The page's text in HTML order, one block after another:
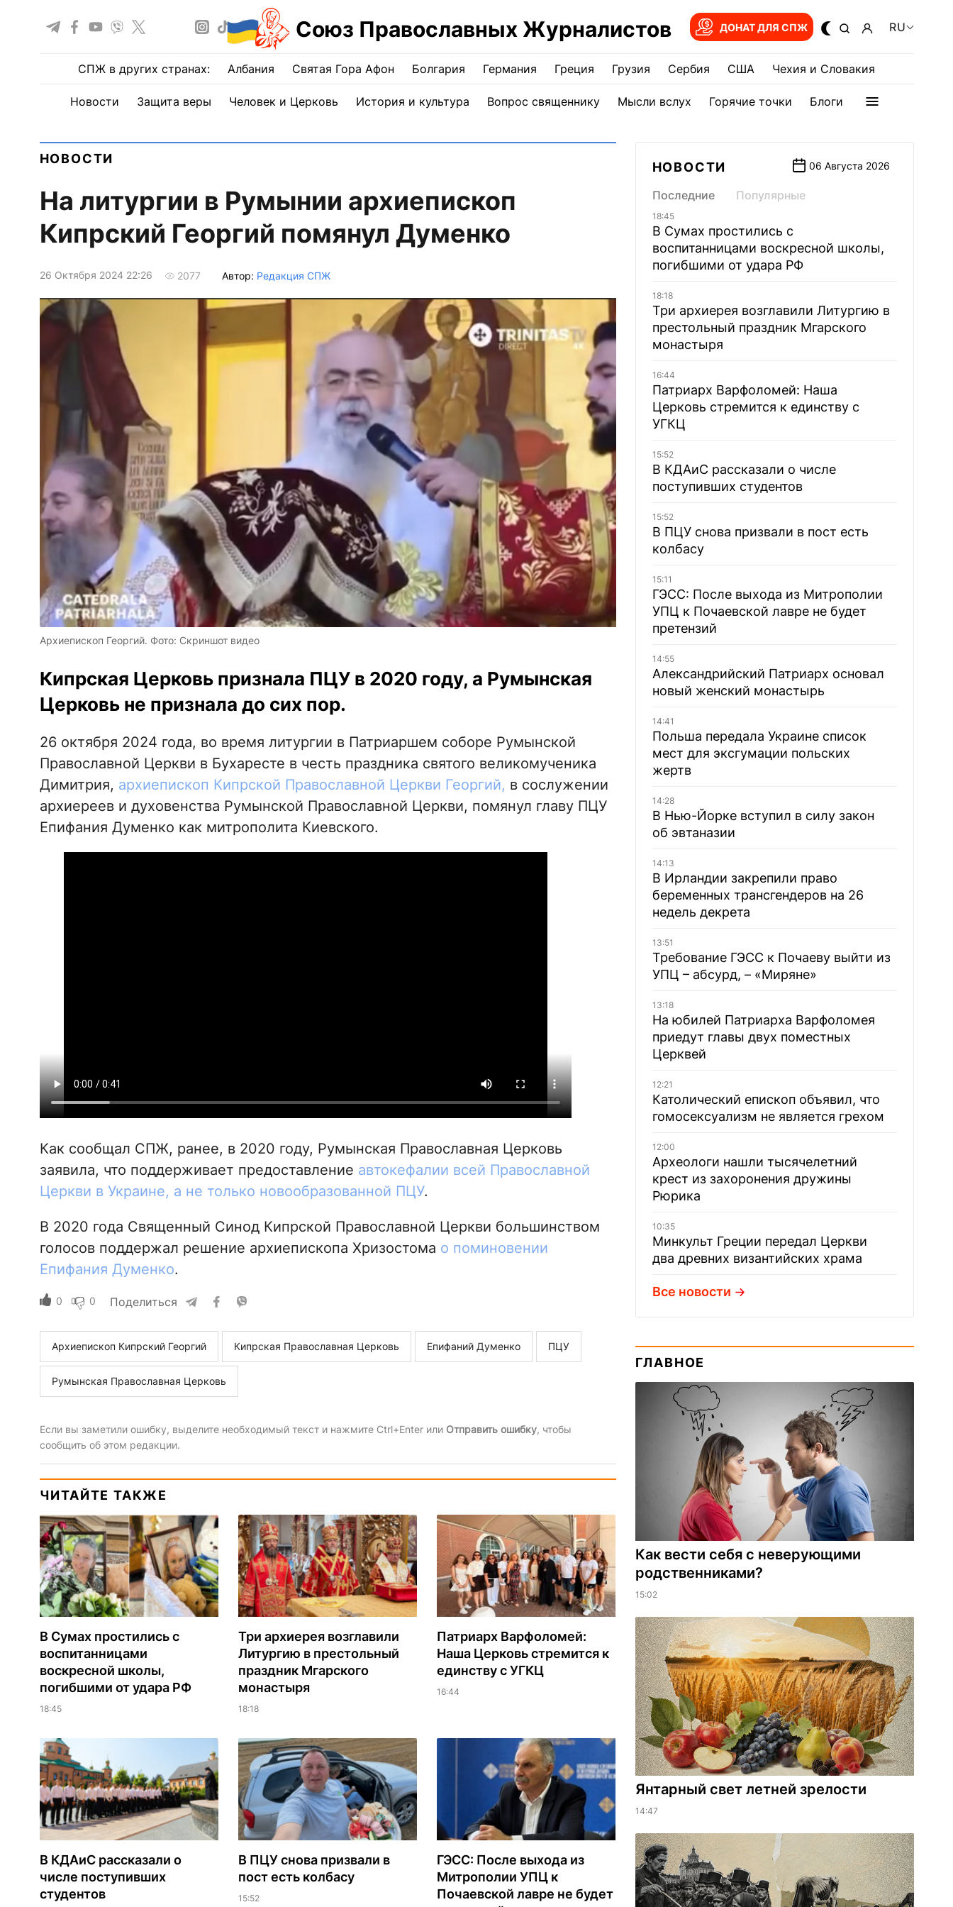
Союз Православных Журналистов ДОНАТ ДЛЯ СПЖ RU
СПЖ в других странах: Албания Святая Гора Афон Болгария Германия Греция Грузия Сербия США Чехия и Словакия
Новости Защита веры Человек и Церковь История и культура Вопрос священнику Мысли вслух Горячие точки Блоги
НОВОСТИ
На литургии в Румынии архиепископ
Кипрский Георгий помянул Думенко
26 Октября 2024 22:26 2077 Автор: Редакция СПЖ
Архиепископ Георгий. Фото: Скриншот видео
Кипрская Церковь признала ПЦУ в 2020 году, а Румынская
Церковь не признала до сих пор.
26 октября 2024 года, во время литургии в Патриаршем соборе Румынской
Православной Церкви в Бухаресте в честь праздника святого великомученика
Димитрия, архиепископ Кипрской Православной Церкви Георгий, в сослужении
архиереев и духовенства Румынской Православной Церкви, помянул главу ПЦУ
Епифания Думенко как митрополита Киевского.
Как сообщал СПЖ, ранее, в 2020 году, Румынская Православная Церковь
заявила, что поддерживает предоставление автокефалии всей Православной
Церкви в Украине, а не только новообразованной ПЦУ.
В 2020 года Священный Синод Кипрской Православной Церкви большинством
голосов поддержал решение архиепископа Хризостома о поминовении
Епифания Думенко.
0 0 Поделиться
Архиепископ Кипрский Георгий Кипрская Православная Церковь Епифаний Думенко ПЦУ
Румынская Православная Церковь
Если вы заметили ошибку, выделите необходимый текст и нажмите Ctrl+Enter или Отправить ошибку, чтобы
сообщить об этом редакции.
ЧИТАЙТЕ ТАКЖЕ
В Сумах простились с
воспитанницами
воскресной школы,
погибшими от удара РФ
18:45
Три архиерея возглавили
Литургию в престольный
праздник Мгарского
монастыря
18:18
Патриарх Варфоломей:
Наша Церковь стремится к
единству с УГКЦ
16:44
В КДАиС рассказали о
числе поступивших
студентов
В ПЦУ снова призвали в
пост есть колбасу
15:52
ГЭСС: После выхода из
Митрополии УПЦ к
Почаевской лавре не будет
НОВОСТИ 06 Августа 2026
Последние Популярные
18:45
В Сумах простились с
воспитанницами воскресной школы,
погибшими от удара РФ
18:18
Три архиерея возглавили Литургию в
престольный праздник Мгарского
монастыря
16:44
Патриарх Варфоломей: Наша
Церковь стремится к единству с
УГКЦ
15:52
В КДАиС рассказали о числе
поступивших студентов
15:52
В ПЦУ снова призвали в пост есть
колбасу
15:11
ГЭСС: После выхода из Митрополии
УПЦ к Почаевской лавре не будет
претензий
14:55
Александрийский Патриарх основал
новый женский монастырь
14:41
Польша передала Украине список
мест для эксгумации польских
жертв
14:28
В Нью-Йорке вступил в силу закон
об эвтаназии
14:13
В Ирландии закрепили право
беременных трансгендеров на 26
недель декрета
13:51
Требование ГЭСС к Почаеву выйти из
УПЦ – абсурд, – «Миряне»
13:18
На юбилей Патриарха Варфоломея
приедут главы двух поместных
Церквей
12:21
Католический епископ объявил, что
гомосексуализм не является грехом
12:00
Археологи нашли тысячелетний
крест из захоронения дружины
Рюрика
10:35
Минкульт Греции передал Церкви
два древних византийских храма
Все новости
ГЛАВНОЕ
Как вести себя с неверующими
родственниками?
15:02
Янтарный свет летней зрелости
14:47